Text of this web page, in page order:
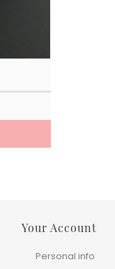
Your Account
Personal info